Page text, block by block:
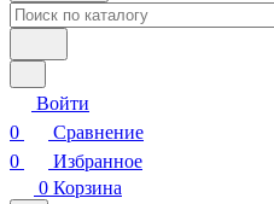
Войти
0
Сравнение
0
Избранное
0 Корзина